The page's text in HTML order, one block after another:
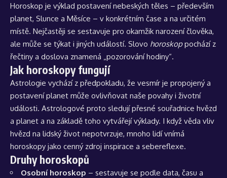
Horoskop je výklad postavení nebeských těles – především
planet, Slunce a Měsíce – v konkrétním čase a na určitém
místě. Nejčastěji se sestavuje pro okamžik narození člověka,
ale může se týkat i jiných událostí. Slovo horoskoppochází z
řečtiny a doslova znamená „pozorování hodiny“.
Jak horoskopy fungují
Astrologie vychází z předpokladu, že vesmír je propojený a
postavení planet může ovlivňovat naše povahy i životní
události. Astrologové proto sledují přesné souřadnice hvězd
a planet a na základě toho vytvářejí výklady. I když věda vliv
hvězd na lidský život nepotvrzuje, mnoho lidí vnímá
horoskopy jako cenný zdroj inspirace a sebereflexe.
Druhy horoskopů
Osobní horoskop – sestavuje se podle data, času a